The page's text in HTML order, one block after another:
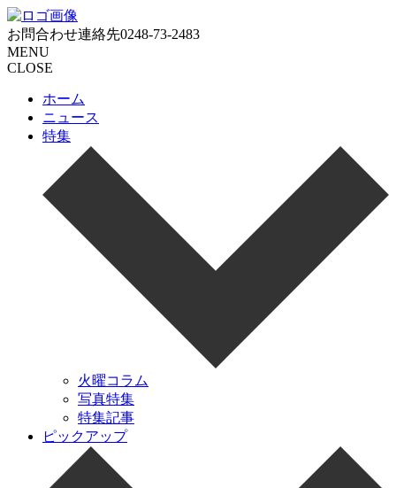
お問合わせ連絡先0248-73-2483
MENU
CLOSE
ホーム
ニュース
特集
火曜コラム
写真特集
特集記事
ピックアップ